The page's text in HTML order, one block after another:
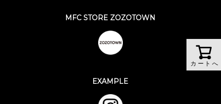
カートへ
MFC STORE ZOZOTOWN
EXAMPLE